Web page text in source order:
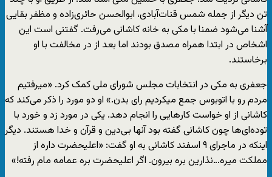
تن دیگر از جمله شمس قنات‌آبادی، ابوالحسن حائری‌زاده و مظفر بقایی
آشنا می‌شود ضمنا با مکی به خانه کاشانی می‌رفت. گفتنی است این
اشخاص در ابتدا همراه مصدق بودند اما بعد از در مخالفت با او
برخاستند.
جعفری به مکی در انتخابات مجلس شورای ملی کمک کرد. «میرفتیم
مردم رو با اتوبوس جمع میکردیم رای بدن.» او دو مورد را ذکر می‌کند که
کاشانی از او خواست کارهایی را انجام دهد. یکی در مورد زد و خورد با
توده‌ای‌ها چون کاشانی گفته بود آنها بی‌دین و قرآن و خدا هستند. دیگر
اینکه در ماجرای ۹ اسفند کاشانی به او گفت: «اعلیحضرت داره از
مملکت میره…نذارین بره بیرون. اگر اعلیحضرت بره عمامه مام رفته!»